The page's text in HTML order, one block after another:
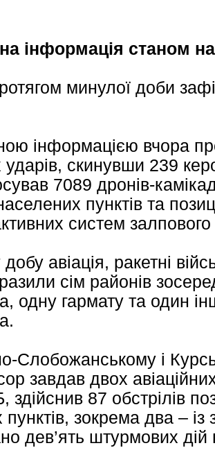
інформація станом
минулої доби
інформацією вчора
ударів, скинувши 239
7089 дронів-
пунктів та
систем
авіація, ракетні
сім районів
одну гармату та один
Слобожанському і
завдав двох
87 обстрілів
пунктів, зокрема два –
дев’ять штурмових дій